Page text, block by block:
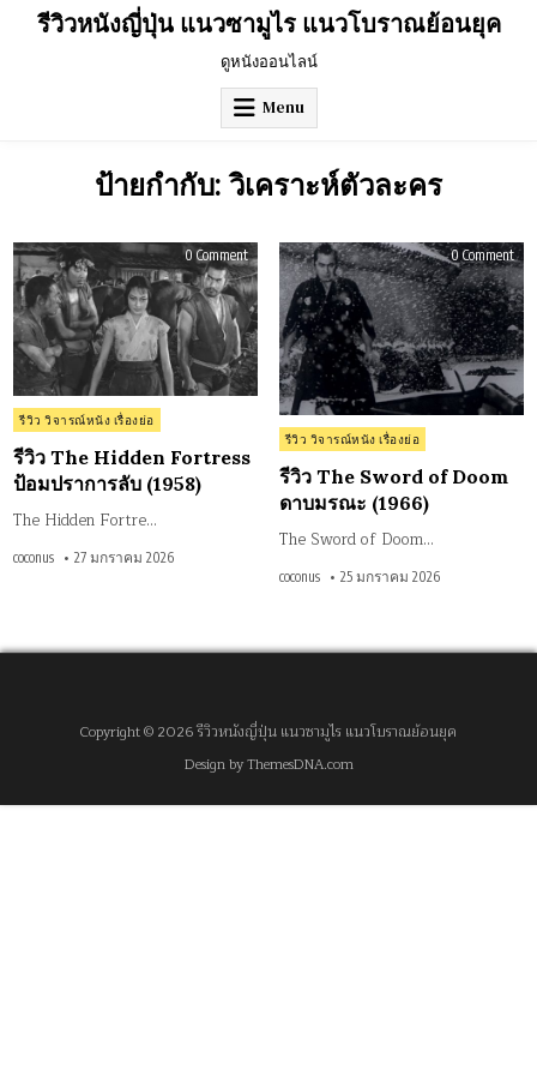
รีวิวหนังญี่ปุ่น แนวซามูไร แนวโบราณย้อนยุค
ดูหนังออนไลน์
Menu
ป้ายกำกับ:วิเคราะห์ตัวละคร
0 Commenton
รีวิว
The
Hidden
Fortress
ป้อม
ปราการ
ลับ
(1958)
Posted
in
รีวิว วิจารณ์หนัง เรื่องย่อ
รีวิว The Hidden Fortress
ป้อมปราการลับ (1958)
The Hidden Fortre…
coconus 27 มกราคม 2026
0 Commenton
รีวิว
The
of
ดา
มร
Posted
in
รีวิว วิจารณ์หนัง เรื่องย่อ
รีวิว The Sword of Doom
ดาบมรณะ (1966)
The Sword of Doom…
coconus 25 มกราคม 2026
Copyright © 2026 รีวิวหนังญี่ปุ่น แนวซามูไร แนวโบราณย้อนยุค
Design by ThemesDNA.com